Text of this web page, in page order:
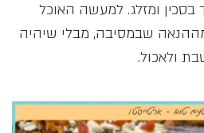
בסכין ומזלג. למעשה האוכל
שבמסיבה, מבלי שיהיה
ולאכול.